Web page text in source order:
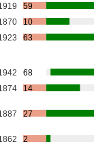
59
10
63
68
14
27
2